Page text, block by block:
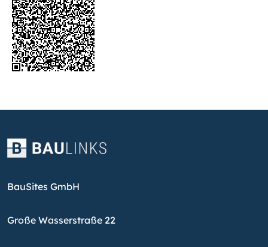
BauSites GmbH
Große Wasserstraße 22